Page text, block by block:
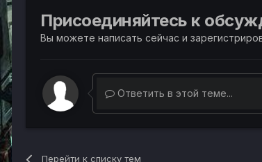
Присоединяйтесь к
Вы можете написать сейчас и
Ответить в этой теме...
Перейти к списку тем